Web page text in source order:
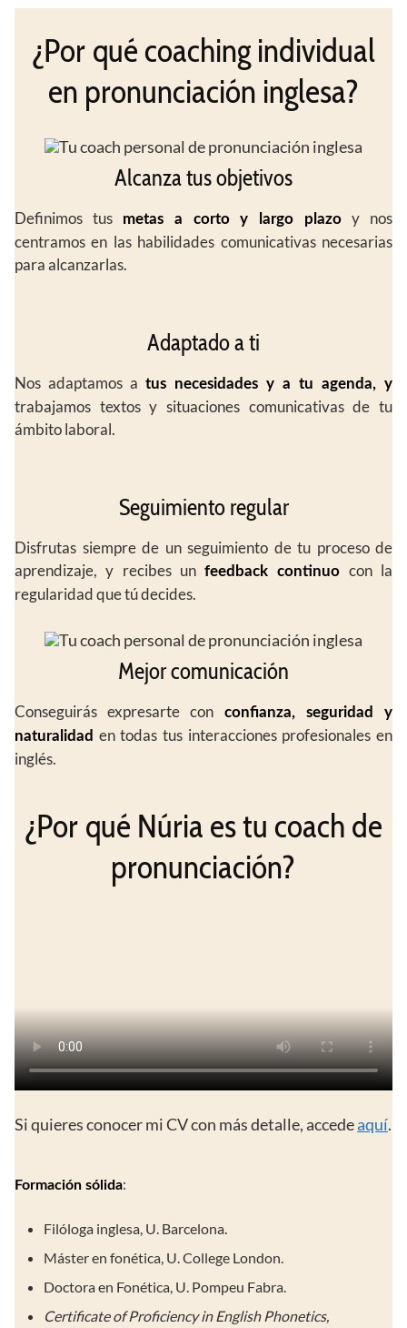
¿Por qué coaching individual
en pronunciación inglesa?
Alcanza tus objetivos
Definimos tus metas a corto y largo plazo
y nos
centramos en las habilidades comunicativas necesarias
para alcanzarlas.
Adaptado a ti
Nos adaptamos a tus necesidades y a tu agenda, y
trabajamos textos y situaciones comunicativas de tu
ámbito laboral.
Seguimiento regular
Disfrutas siempre de un seguimiento de tu proceso de
aprendizaje, y recibes unfeedback continuo con la
regularidad que tú decides.
Mejor comunicación
Conseguirás expresarte con
confianza, seguridad y
naturalidad en todas tus interacciones profesionales en
inglés.
¿Por qué Núria es tu coach de
pronunciación?
Si quieres conocer mi CV con más detalle, accedeaquí.
Formación sólida:
Filóloga inglesa, U. Barcelona.
Máster en fonética, U. College London.
Doctora en Fonética, U. Pompeu Fabra.
Certificate of Proficiency in English Phonetics,